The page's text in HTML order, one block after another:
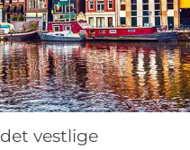
vestlige